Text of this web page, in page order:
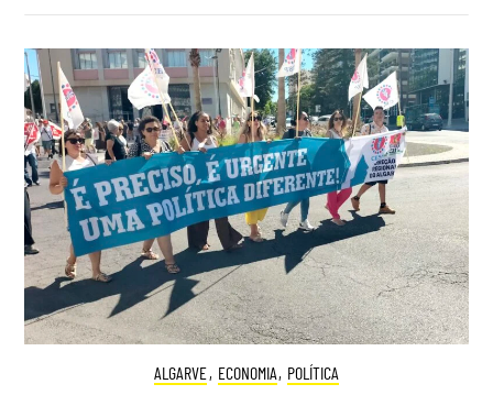
ALGARVE, ECONOMIA, POLÍTICA